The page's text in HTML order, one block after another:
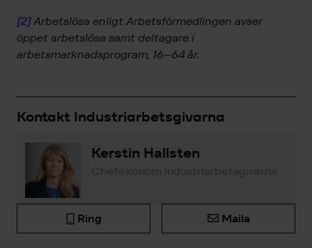
[2]Arbetslösa enligt Arbetsförmedlingen avser
öppet arbetslösa samt deltagare i
arbetsmarknadsprogram, 16–64 år.
Kontakt Industriarbetsgivarna
Kerstin Hallsten
Chefekonom Industriarbetsgivarna
Ring Maila